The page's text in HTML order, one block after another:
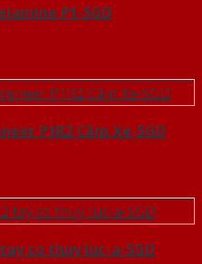
P1-SGD
P1R2 Căm Xe-SGD
co thuy luc-a-SGD